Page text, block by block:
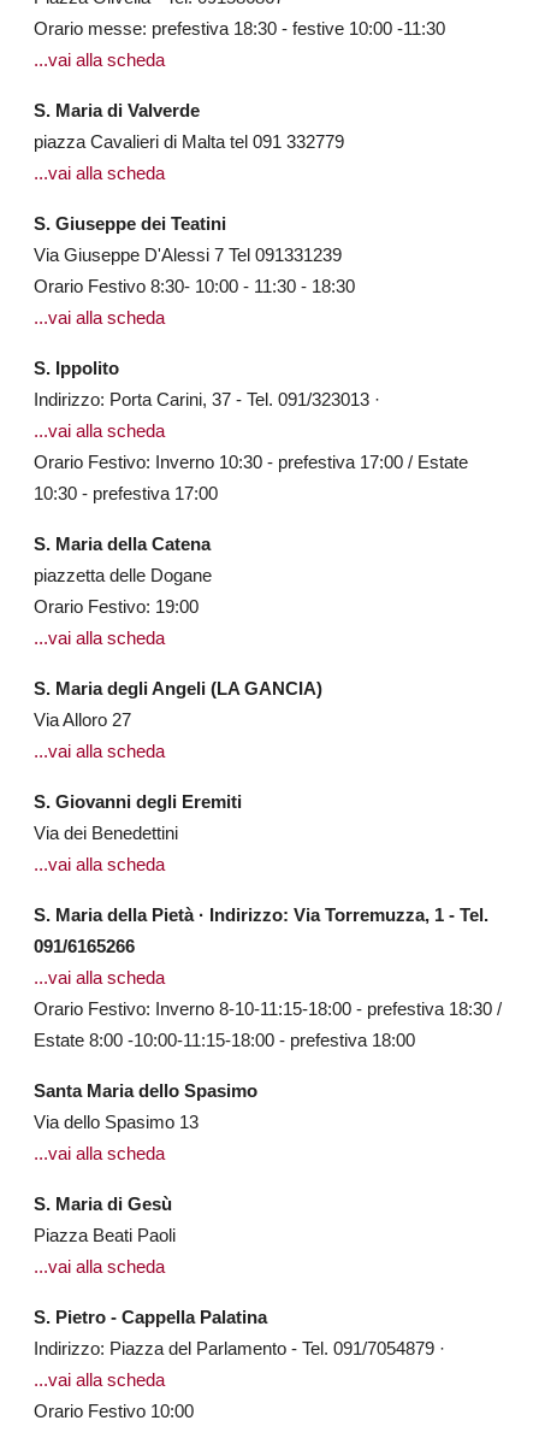
Orario messe: prefestiva 18:30 - festive 10:00 -11:30
...vai alla scheda
S. Maria di Valverde
piazza Cavalieri di Malta tel 091 332779
...vai alla scheda
S. Giuseppe dei Teatini
Via Giuseppe D'Alessi 7 Tel 091331239
Orario Festivo 8:30- 10:00 - 11:30 - 18:30
...vai alla scheda
S. Ippolito
Indirizzo: Porta Carini, 37 - Tel. 091/323013 ·
...vai alla scheda
Orario Festivo: Inverno 10:30 - prefestiva 17:00 / Estate
10:30 - prefestiva 17:00
S. Maria della Catena
piazzetta delle Dogane
Orario Festivo: 19:00
...vai alla scheda
S. Maria degli Angeli (LA GANCIA)
Via Alloro 27
...vai alla scheda
S. Giovanni degli Eremiti
Via dei Benedettini
...vai alla scheda
S. Maria della Pietà · Indirizzo: Via Torremuzza, 1 - Tel.
091/6165266
...vai alla scheda
Orario Festivo: Inverno 8-10-11:15-18:00 - prefestiva 18:30 /
Estate 8:00 -10:00-11:15-18:00 - prefestiva 18:00
Santa Maria dello Spasimo
Via dello Spasimo 13
...vai alla scheda
S. Maria di Gesù
Piazza Beati Paoli
...vai alla scheda
S. Pietro - Cappella Palatina
Indirizzo: Piazza del Parlamento - Tel. 091/7054879 ·
...vai alla scheda
Orario Festivo 10:00